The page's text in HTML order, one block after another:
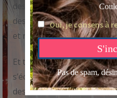
des vies des hommes,
des ambitions, se
et nos rêves..
Et tels ces oiseaux qui
s’échappent de leur
dessus des vies des villes,